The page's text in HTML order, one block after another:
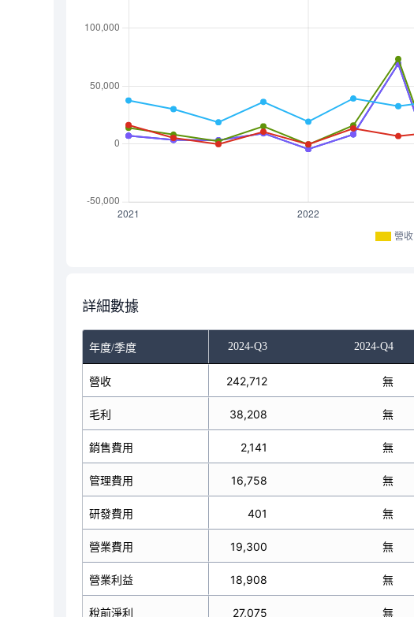
營收
詳細數據
年度/季度
2024-Q2 2024-Q3 2024-Q4
營收
毛利
銷售費用
管理費用
研發費用
營業費用
營業利益
稅前淨利
192,078 242,712 無
26,670 38,208 無
1,777 2,141 無
16,957 16,758 無
466 401 無
19,200 19,300 無
7,470 18,908 無
11,511 27,075 無